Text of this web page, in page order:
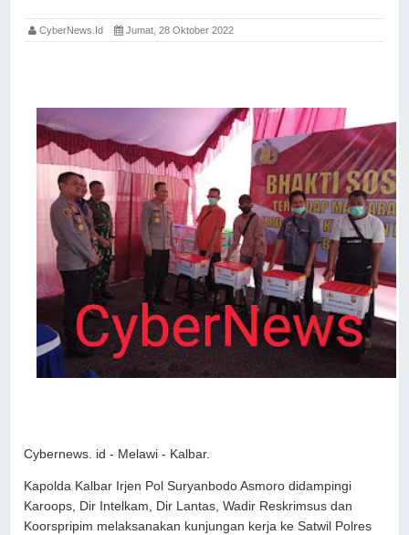
CyberNews.id Jumat, 28 Oktober 2022
Cybernews. id - Melawi - Kalbar.
Kapolda Kalbar Irjen Pol Suryanbodo Asmoro didampingi
Karoops, Dir Intelkam, Dir Lantas, Wadir Reskrimsus dan
Koorspripim melaksanakan kunjungan kerja ke Satwil Polres